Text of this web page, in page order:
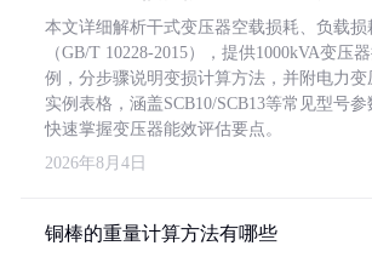
本文详细解析干式变压器空载损耗、负载
（GB/T 10228-2015），提供1000kVA变压
例，分步骤说明变损计算方法，并附电力
实例表格，涵盖SCB10/SCB13等常见型号
快速掌握变压器能效评估要点。
2026年8月4日
铜棒的重量计算方法有哪些